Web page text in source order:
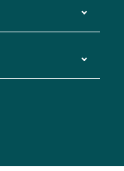
学病院直通バ
部国際空港